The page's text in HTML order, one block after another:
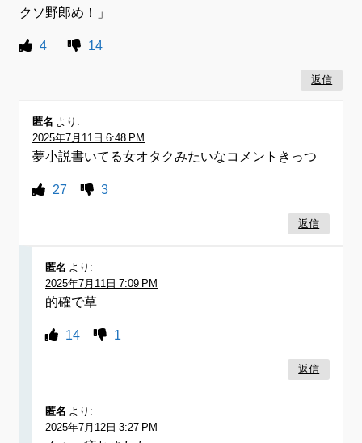
クソ野郎め！」
4 14
返信
匿名 より:
2025年7月11日 6:48 PM
夢小説書いてる女オタクみたいなコメントきっつ
27 3
返信
匿名 より:
2025年7月11日 7:09 PM
的確で草
14 1
返信
匿名 より:
2025年7月12日 3:27 PM